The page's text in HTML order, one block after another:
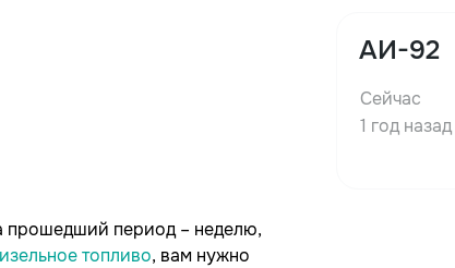
АИ-92
Сейчас
1 год назад
прошедший период – неделю,
топливо, вам нужно